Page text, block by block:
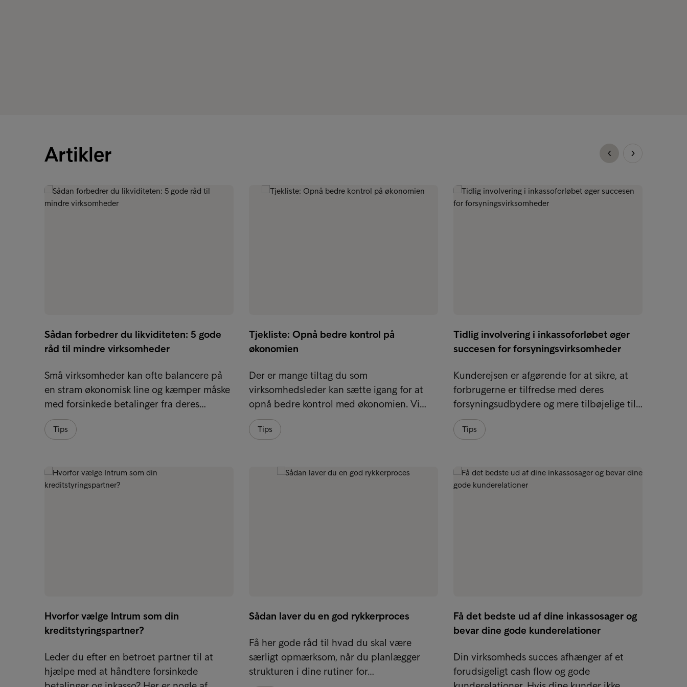
Artikler
Sådan forbedrer du likviditeten: 5 gode
råd til mindre virksomheder
Små virksomheder kan ofte balancere på
en stram økonomisk line og kæmper måske
med forsinkede betalinger fra deres…
Tips
Tjekliste: Opnå bedre kontrol på
økonomien
Der er mange tiltag du som
virksomhedsleder kan sætte igang for at
opnå bedre kontrol med økonomien. Vi…
Tips
Tidlig involvering i inkassoforløbet øger
succesen for forsyningsvirksomheder
Kunderejsen er afgørende for at sikre, at
forbrugerne er tilfredse med deres
forsyningsudbydere og mere tilbøjelige til…
Tips
Hvorfor vælge Intrum som din
kreditstyringspartner?
Leder du efter en betroet partner til at
hjælpe med at håndtere forsinkede
Sådan laver du en god rykkerproces
Få her gode råd til hvad du skal være
særligt opmærksom, når du planlægger
strukturen i dine rutiner for…
Få det bedste ud af dine inkassosager og
bevar dine gode kunderelationer
Din virksomheds succes afhænger af et
forudsigeligt cash flow og gode